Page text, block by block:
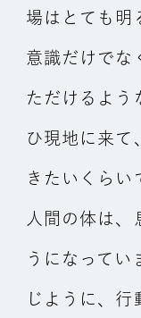
場はとても明
意識だけでな
ただけるよう
ひ現地に来て
きたいくらい
人間の体は、
うになってい
じように、行